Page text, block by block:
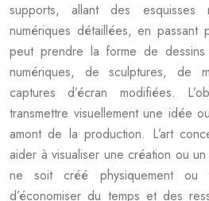
supports, allant des esquisses
numériques détaillées, en passant
peut prendre la forme de
numériques, de sculptures, de
captures d’écran modifiées.
transmettre visuellement une idée
amont de la production. L’art
aider à visualiser une création ou un
ne soit créé physiquement ou
d’économiser du temps et des